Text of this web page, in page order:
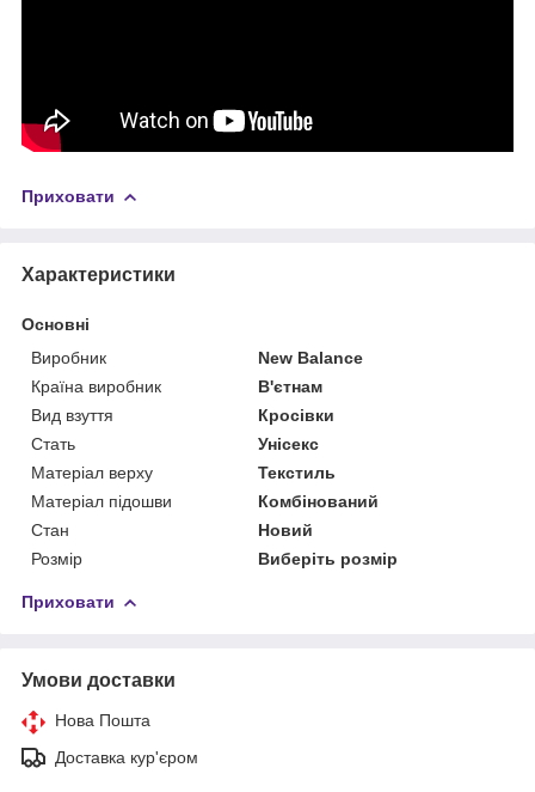
Приховати
Характеристики
Основні
Виробник
New Balance
Країна виробник
В'єтнам
Вид взуття
Кросівки
Стать
Унісекс
Матеріал верху
Текстиль
Матеріал підошви
Комбінований
Стан
Новий
Розмір
Виберіть розмір
Приховати
Умови доставки
Нова Пошта
Доставка кур'єром